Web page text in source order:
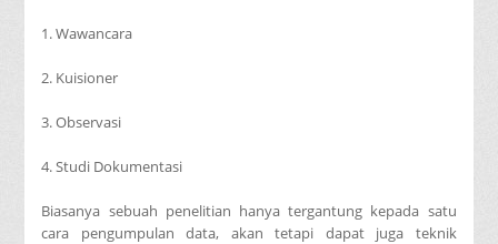
1. Wawancara
2. Kuisioner
3. Observasi
4. Studi Dokumentasi
Biasanya sebuah penelitian hanya tergantung kepada satu
cara pengumpulan data, akan tetapi dapat juga teknik